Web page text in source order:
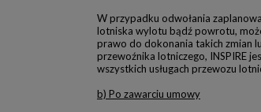
W przypadku odwołania
lotniska wylotu bądź powrotu,
prawo do dokonania takich zmian
przewoźnika lotniczego, INSPIRE
wszystkich usługach przewozu
b) Po zawarciu umowy